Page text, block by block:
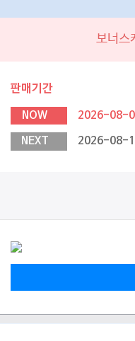
보너스
판매기간
NOW 2026-08-
NEXT 2026-08-